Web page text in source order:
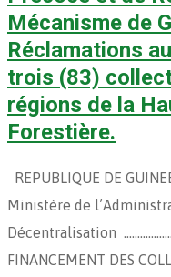
Mécanisme de
Réclamations
trois (83)
régions de la
Forestière.
REPUBLIQUE DE
Ministère de
Décentralisation
FINANCEMENT DES